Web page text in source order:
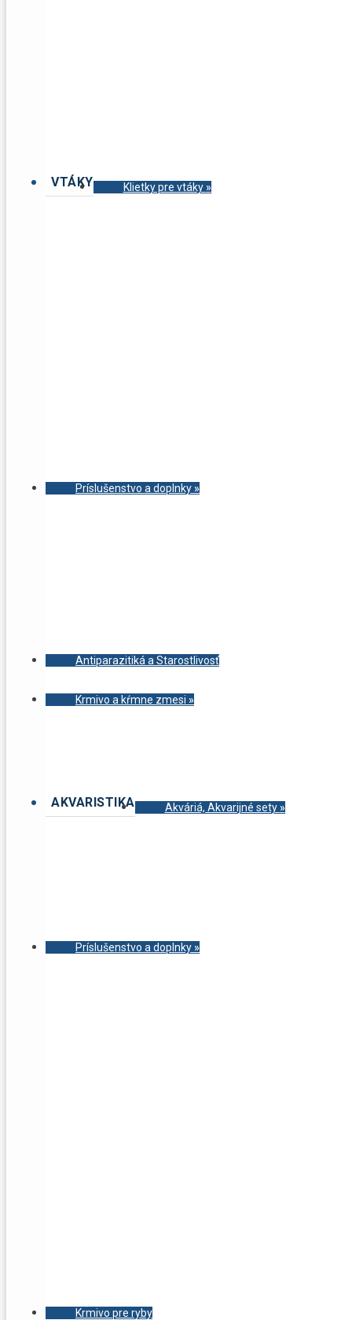
VTÁKY Klietky pre vtáky»
Príslušenstvo a doplnky»
Antiparazitiká a Starostlivosť
Krmivo a kŕmne zmesi »
AKVARISTIKA Akváriá, Akvarijné sety»
Príslušenstvo a doplnky»
Krmivo pre ryby